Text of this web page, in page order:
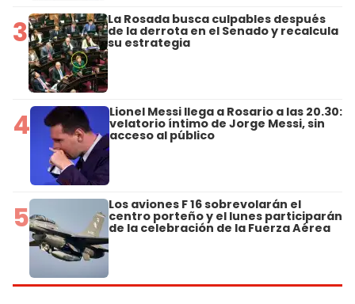
3 La Rosada busca culpables después
de la derrota en el Senado y recalcula
su estrategia
4 Lionel Messi llega a Rosario a las 20.30:
velatorio íntimo de Jorge Messi, sin
acceso al público
5 Los aviones F 16 sobrevolarán el
centro porteño y el lunes participarán
de la celebración de la Fuerza Aérea